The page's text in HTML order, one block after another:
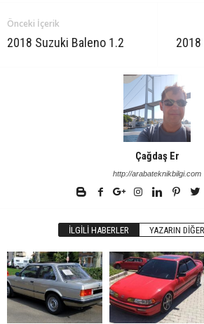
Önceki İçerik
2018 Suzuki Baleno 1.2 2018
Çağdaş Er
http://arabateknikbilgi.com
İLGILI HABERLER YAZARIN